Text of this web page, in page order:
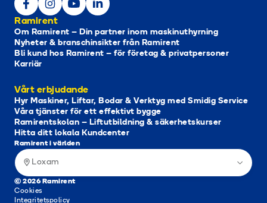
Ramirent
Om Ramirent – Din partner inom maskinuthyrning
Nyheter & branschinsikter från Ramirent
Bli kund hos Ramirent – för företag & privatpersoner
Karriär
Vårt erbjudande
Hyr Maskiner, Liftar, Bodar & Verktyg med Smidig Service
Våra tjänster för ett effektivt bygge
Ramirentskolan – Liftutbildning & säkerhetskurser
Hitta ditt lokala Kundcenter
© 2026 Ramirent
Cookies
Integritetspolicy
Ramirent i världen
Loxam